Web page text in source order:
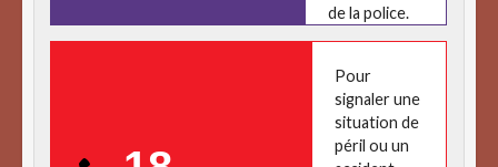
de la police.
Pour
signaler une
situation de
péril ou un